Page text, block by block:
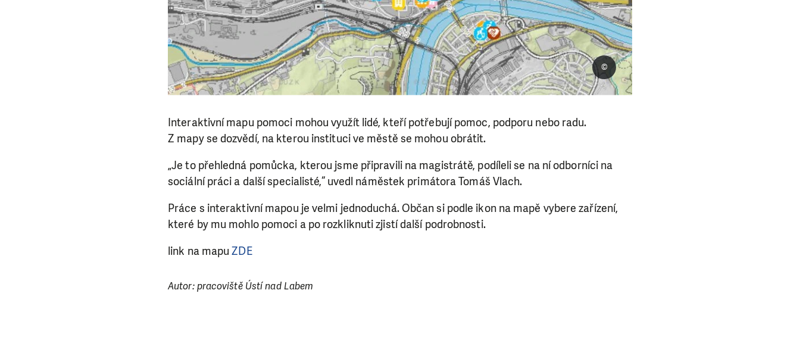
©
Interaktivní mapu pomoci mohou využít lidé, kteří potřebují pomoc, podporu nebo radu.
Z mapy se dozvědí, na kterou instituci ve městě se mohou obrátit.
„Je to přehledná pomůcka, kterou jsme připravili na magistrátě, podíleli se na ní odborníci na
sociální práci a další specialisté,“ uvedl náměstek primátora Tomáš Vlach.
Práce s interaktivní mapou je velmi jednoduchá. Občan si podle ikon na mapě vybere zařízení,
které by mu mohlo pomoci a po rozkliknuti zjistí další podrobnosti.
link na mapuZDE
Autor: pracoviště Ústí nad Labem
LÍBÍ SE VÁM, CO DĚLÁME? PODPOŘTE NÁS!
rozhodnete pomoci jedním darem nebo se stanete pravidelným dárcem Klubu přátel, Vaše